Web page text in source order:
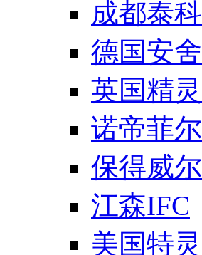
成都泰科
德国安舍
英国精灵
诺帝菲尔
保得威尔
江森IFC
美国特灵